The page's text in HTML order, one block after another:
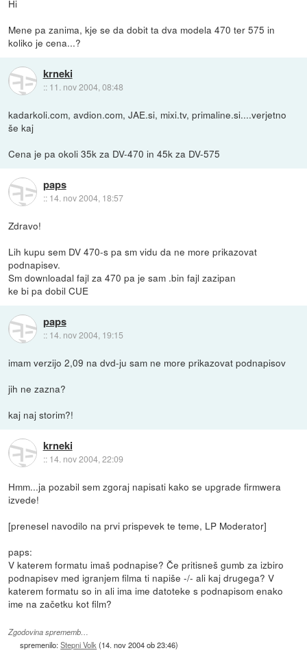
Hi
Mene pa zanima, kje se da dobit ta dva modela 470 ter 575 in
koliko je cena...?
krneki
:: 11. nov 2004, 08:48
kadarkoli.com, avdion.com, JAE.si, mixi.tv, primaline.si....verjetno
še kaj
Cena je pa okoli 35k za DV-470 in 45k za DV-575
paps
:: 14. nov 2004, 18:57
Zdravo!
Lih kupu sem DV 470-s pa sm vidu da ne more prikazovat
podnapisev.
Sm downloadal fajl za 470 pa je sam .bin fajl zazipan
ke bi pa dobil CUE
paps
:: 14. nov 2004, 19:15
imam verzijo 2,09 na dvd-ju sam ne more prikazovat podnapisov
jih ne zazna?
kaj naj storim?!
krneki
:: 14. nov 2004, 22:09
Hmm...ja pozabil sem zgoraj napisati kako se upgrade firmwera
izvede!
[prenesel navodilo na prvi prispevek te teme, LP Moderator]
paps:
V katerem formatu imaš podnapise? Če pritisneš gumb za izbiro
podnapisev med igranjem filma ti napiše -/- ali kaj drugega? V
katerem formatu so in ali ima ime datoteke s podnapisom enako
ime na začetku kot film?
Zgodovina sprememb…
spremenilo:Stepni Volk(14. nov 2004 ob 23:46)